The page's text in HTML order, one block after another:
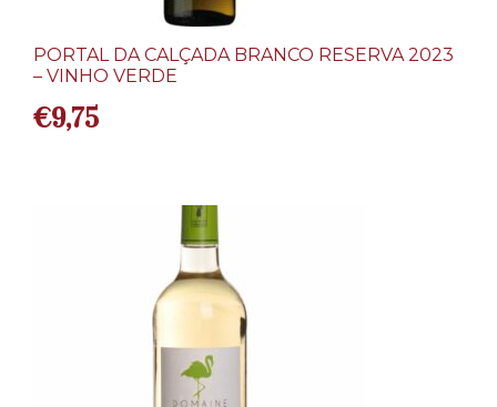
PORTAL DA CALÇADA BRANCO RESERVA 2023
– VINHO VERDE
€9,75